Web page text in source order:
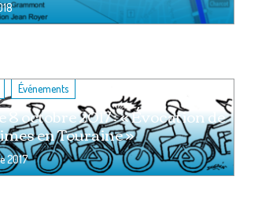
Événements
octobre 2017 : « Évocation de
en Touraine »
2017